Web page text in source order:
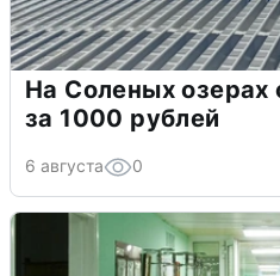
На Соленых озерах
за 1000 рублей
6 августа 0